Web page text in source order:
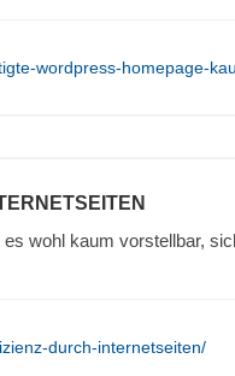
wordpress-homepage-
wohl kaum vorstellbar,
durch-internetseiten/